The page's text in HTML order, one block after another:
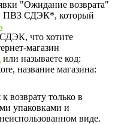
"Ожидание возврата"
ПВЗ СДЭК*, который
что хотите
магазин
или называете код:
название магазина:
возврату только в
упаковками и
виде.